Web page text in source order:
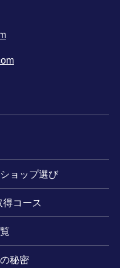
ョップ選び
コース
秘密